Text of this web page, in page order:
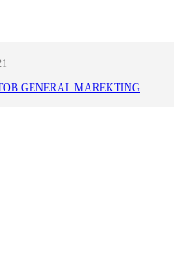
GENERAL MAREKTING